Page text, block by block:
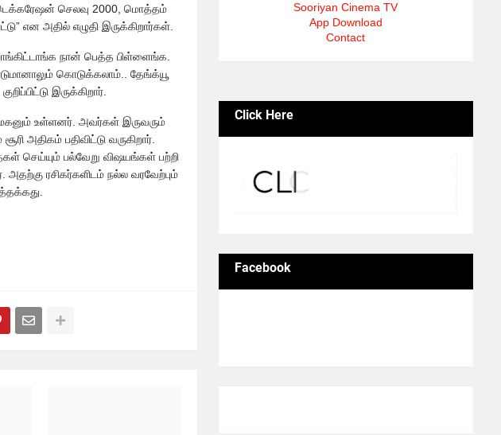
செலவு 2000, மொத்தம்
என அதில் எழுதி இருக்கிறார்கள்.
நான் பெத்த பிள்ளைங்க.
கொடுக்கலாம்.. தேங்க்யூ
இருக்கிறார்.
உள்ளனர். அவர்கள் இருவரும்
அதிகம் பதிவிட்டு வருகிறார்.
செய்யும் பல்வேறு விஷயங்கள் பற்றி
அதற்கு ரசிகர்களிடம் நல்ல வரவேற்பும்
Sooriyan Cinema TV
App Download
Contact
Click Here
Facebook